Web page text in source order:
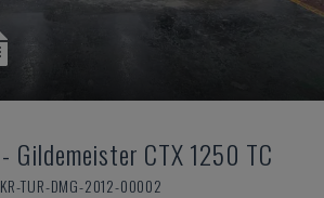
- Gildemeister CTX 1250 TC
KR-TUR-DMG-2012-00002